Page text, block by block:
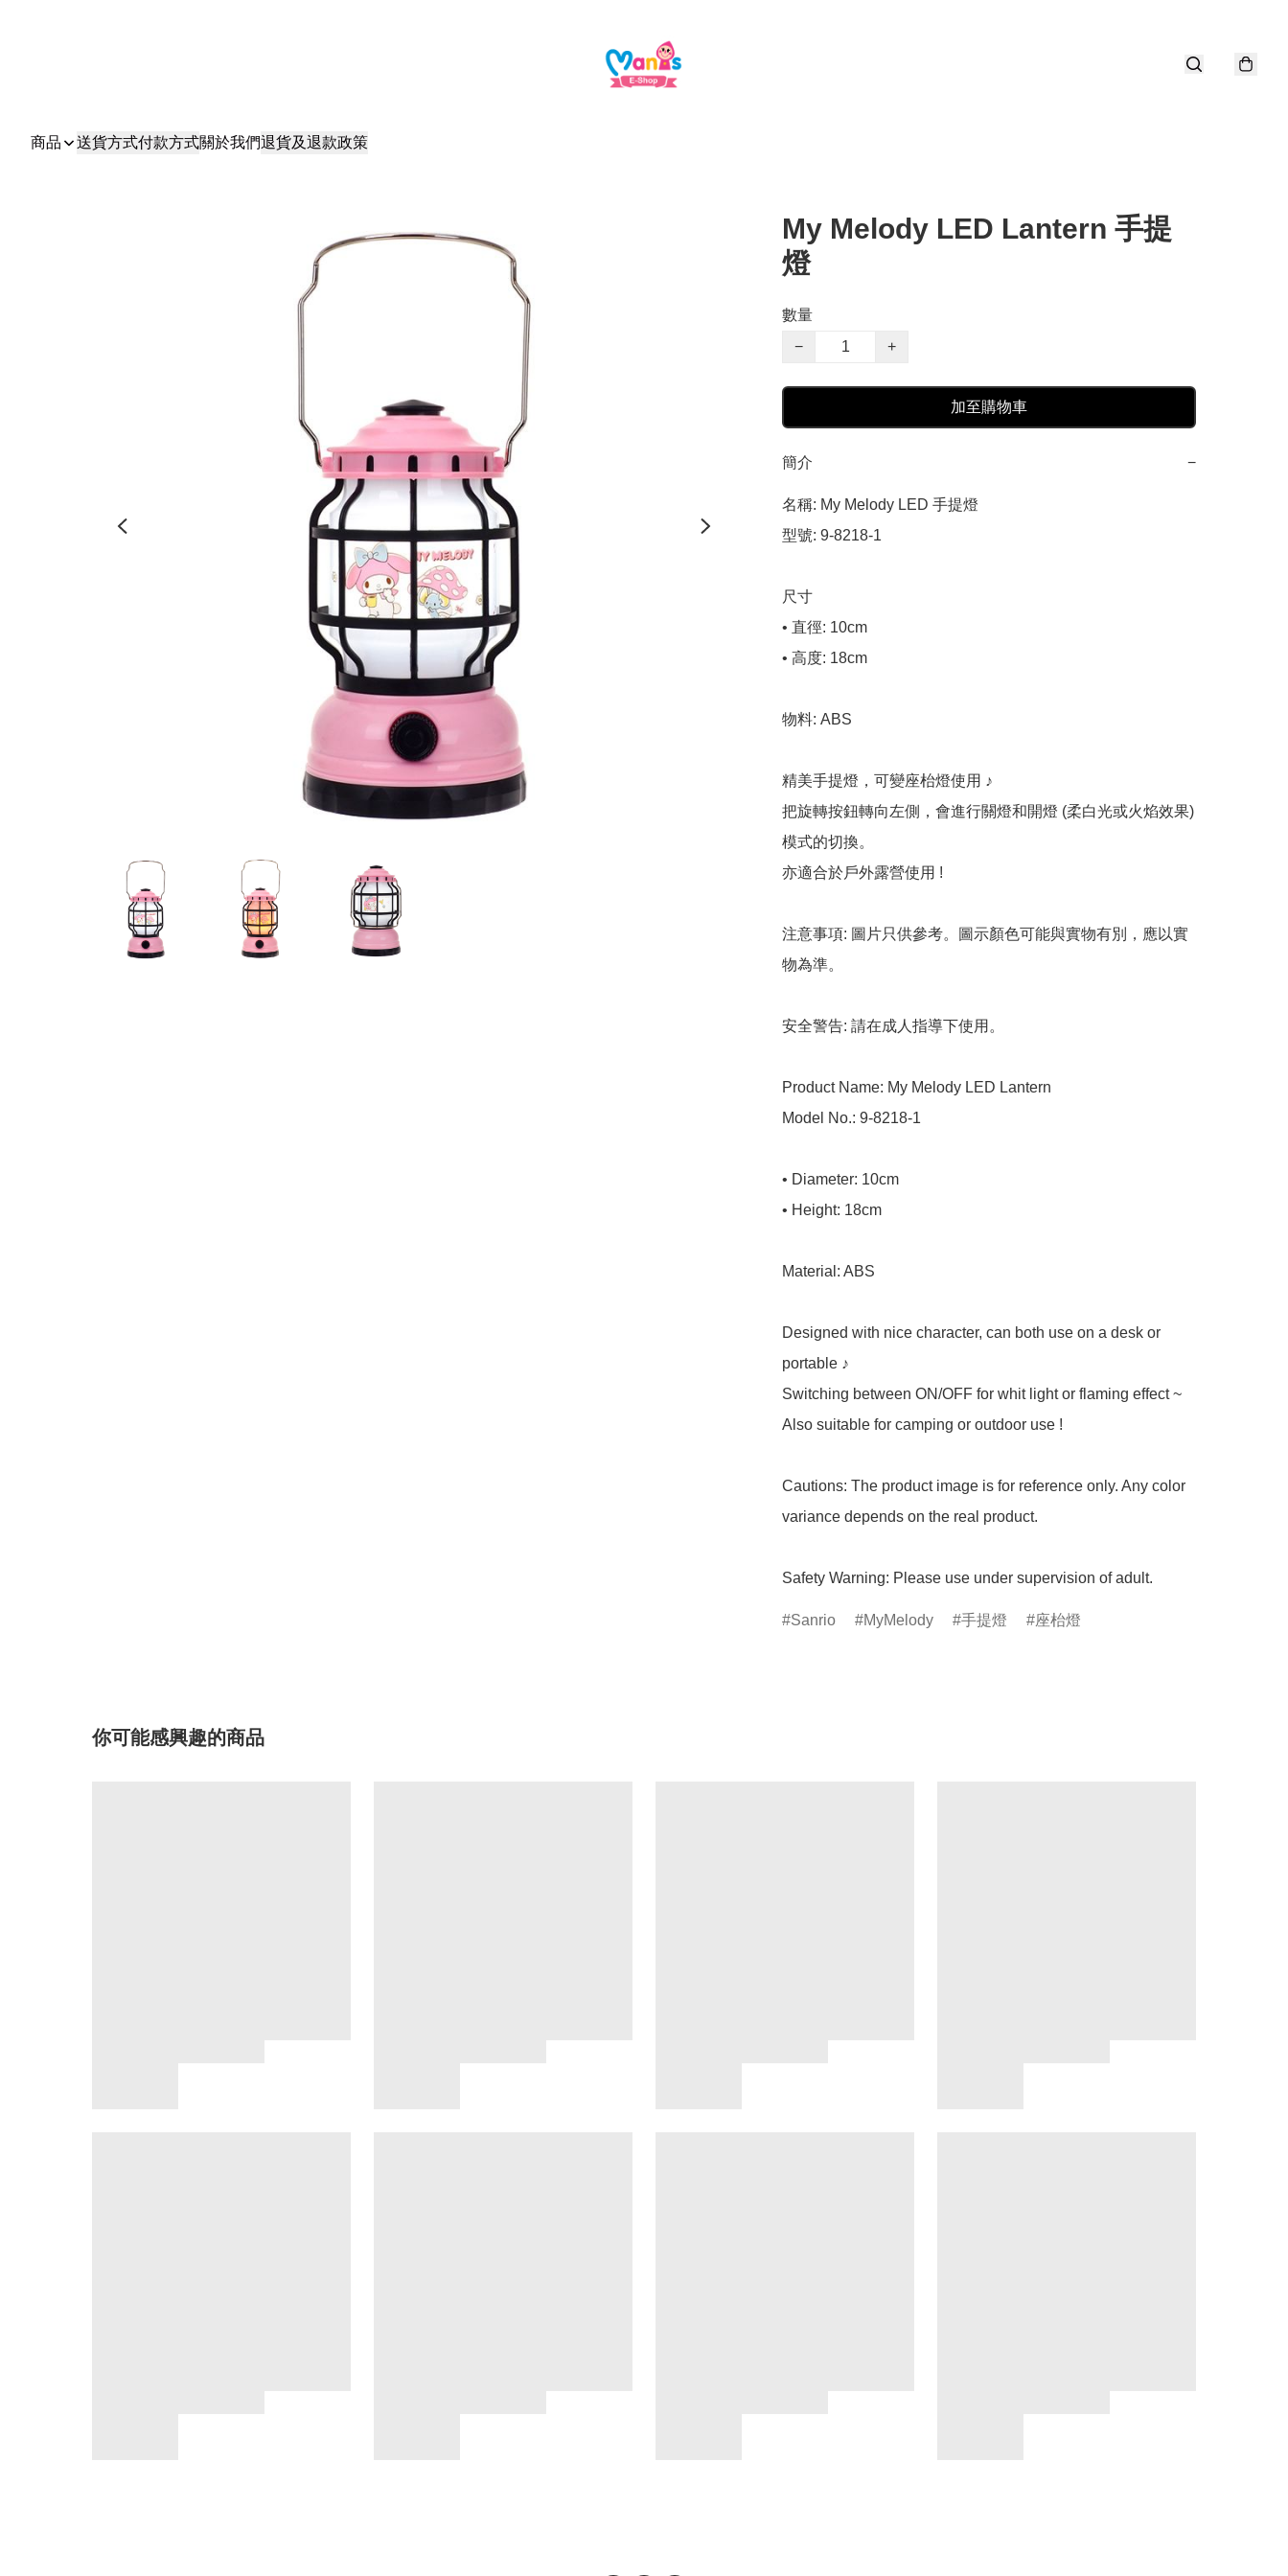
商品 送貨方式付款方式關於我們退貨及退款政策
My Melody LED Lantern 手提
燈
數量
−
+
加至購物車
簡介 −
名稱: My Melody LED 手提燈
型號: 9-8218-1
尺寸
• 直徑: 10cm
• 高度: 18cm
物料: ABS
精美手提燈，可變座枱燈使用 ♪
把旋轉按鈕轉向左側，會進行關燈和開燈 (柔白光或火焰效果)
模式的切換。
亦適合於戶外露營使用 !
注意事項: 圖片只供參考。圖示顏色可能與實物有別，應以實
物為準。
安全警告: 請在成人指導下使用。
Product Name: My Melody LED Lantern
Model No.: 9-8218-1
• Diameter: 10cm
• Height: 18cm
Material: ABS
Designed with nice character, can both use on a desk or
portable ♪
Switching between ON/OFF for whit light or flaming effect ~
Also suitable for camping or outdoor use !
Cautions: The product image is for reference only. Any color
variance depends on the real product.
Safety Warning: Please use under supervision of adult.
Sanrio MyMelody 手提燈 座枱燈
你可能感興趣的商品